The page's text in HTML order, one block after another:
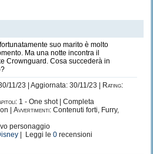
suo marito è molto
Ma una notte incontra il
Crownguard. Cosa succederà in
11/23 | Aggiornata: 30/11/23 |
Rating:
1 - One shot | Completa
| Avvertimenti: Contenuti forti, Furry,
personaggio
| Leggi le 0 recensioni